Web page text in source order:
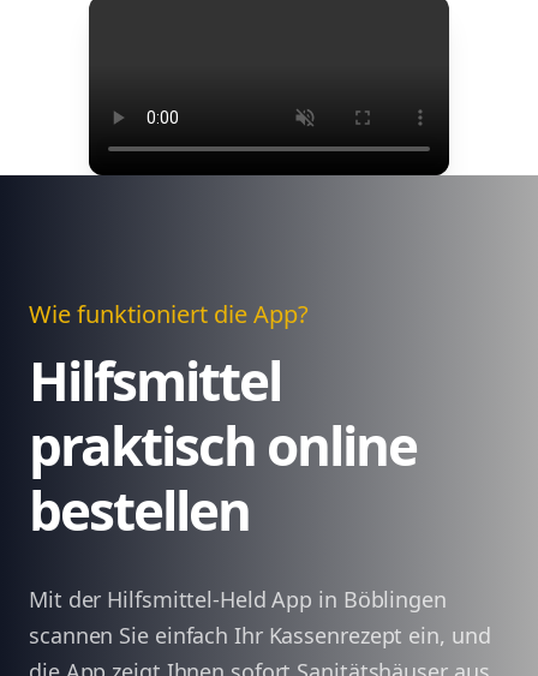
Wie funktioniert die App?
Hilfsmittel
praktisch online
bestellen
Mit der Hilfsmittel-Held App in Böblingen
scannen Sie einfach Ihr Kassenrezept ein, und